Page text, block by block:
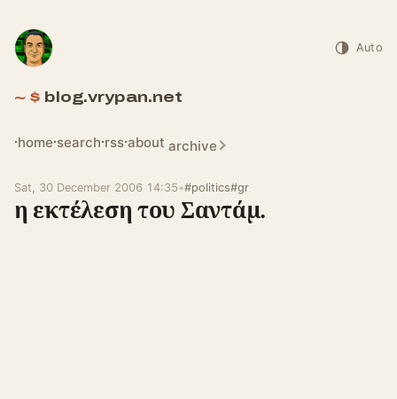
blog.vrypan.net
home search rss about archive
Auto
Sat, 30 December 2006 14:35 •#politics#gr
η εκτέλεση του Σαντάμ.